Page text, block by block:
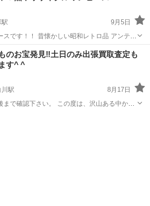
9月5日
和レトロ品 アンティ
雑貨 レコードなど 多数販売しております✨️
レクションにいかがですか？😊 インスタ映え
塚駅 リサイクルショップ 買取
のお宝発見‼️土日のみ出張買取査定も
す^ ^
川駅
8月17日
。 この度は、沢山ある中から